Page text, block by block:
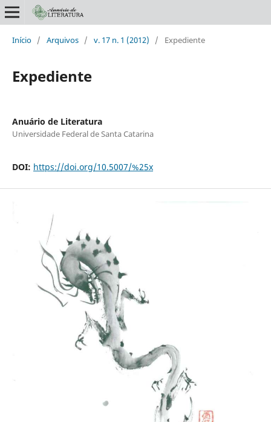
Início / Arquivos / v. 17 n. 1 (2012) / Expediente
Expediente
Anuário de Literatura
Universidade Federal de Santa Catarina
DOI: https://doi.org/10.5007/%25x